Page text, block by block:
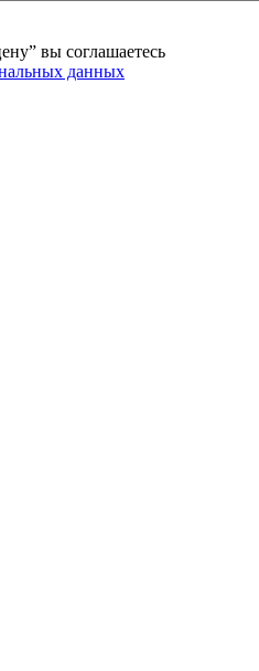
вы соглашаетесь
данных